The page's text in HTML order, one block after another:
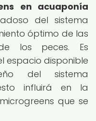
en acuaponía
del sistema
óptimo de las
los peces. Es
espacio disponible
del sistema
influirá en la
que se